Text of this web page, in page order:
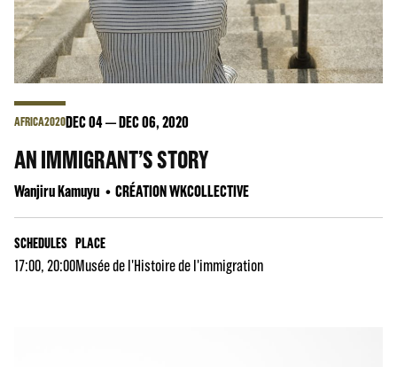
AFRICA2020DEC04 DEC06, 2020
AN IMMIGRANT’S STORY
Wanjiru Kamuyu CRÉATION WKCOLLECTIVE
SCHEDULES
17:00, 20:00
PLACE
Musée de l'Histoire de l'immigration